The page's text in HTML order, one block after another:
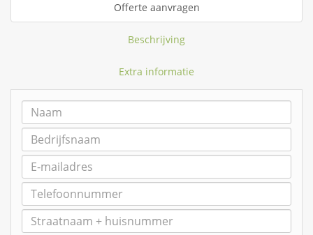
Offerte aanvragen
Beschrijving
Extra informatie